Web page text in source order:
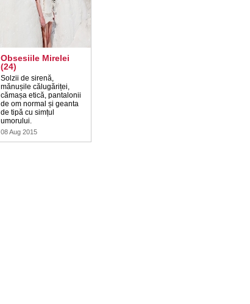
Obsesiile Mirelei
(24)
Solzii de sirenă,
mănușile călugăriței,
cămașa etică, pantalonii
de om normal și geanta
de tipă cu simțul
umorului.
08 Aug 2015